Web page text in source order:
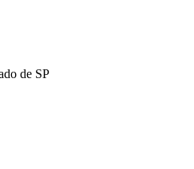
de SP